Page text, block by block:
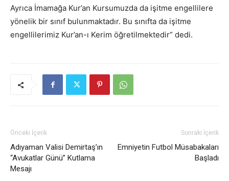
Ayrıca İmamağa Kur’an Kursumuzda da işitme engellilere
yönelik bir sınıf bulunmaktadır. Bu sınıfta da işitme
engellilerimiz Kur’an-ı Kerim öğretilmektedir” dedi.
Önceki İçerik
Adıyaman Valisi Demirtaş’ın
“Avukatlar Günü” Kutlama
Mesajı
Sonraki İçerik
Emniyetin Futbol Müsabakaları
Başladı